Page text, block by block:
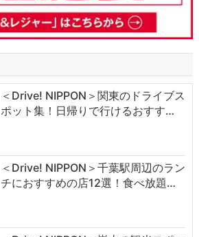
＜Drive! NIPPON＞関東のドライブス
ポット集！日帰りで行けるおすす…
＜Drive! NIPPON＞千葉駅周辺のラン
チにおすすめの店12選！食べ放題…